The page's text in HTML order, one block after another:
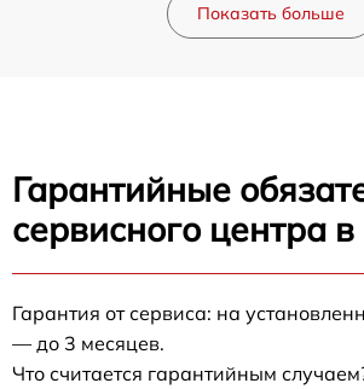
Показать больше
Гарантийные
сервисного центра
Гарантия от сервиса: на
— до 3 месяцев.
Что считается гарантийным